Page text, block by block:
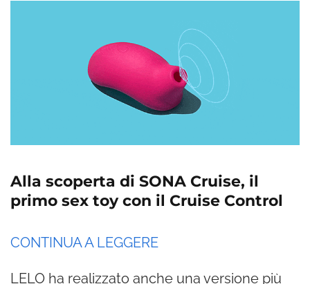
Alla scoperta di SONA Cruise, il
primo sex toy con il Cruise Control
CONTINUA A LEGGERE
LELO ha realizzato anche una versione più